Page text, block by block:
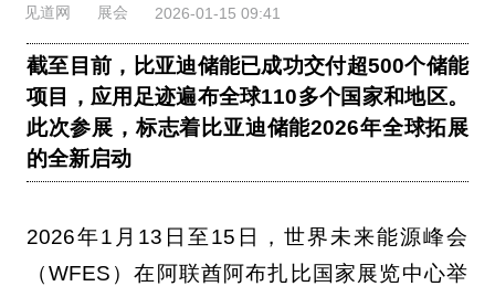
见道网 展会 2026-01-15 09:41
截至目前，比亚迪储能已成功交付超500个储能
项目，应用足迹遍布全球110多个国家和地区。
此次参展，标志着比亚迪储能2026年全球拓展
的全新启动
2026年1月13日至15日，世界未来能源峰会
（WFES）在阿联酋阿布扎比国家展览中心举